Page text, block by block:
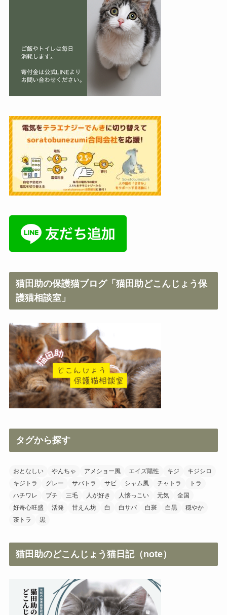
猫田助の保護猫ブログ「猫田助どこんじょう保
護猫相談室」
タグから探す
おとなしい やんちゃ アメショー風 エイズ陽性 キジ
キジシロ
キジトラ
グレー サバトラ サビ シャム風 チャトラ
トラ
ハチワレ
ブチ 三毛 人が好き 人懐っこい 元気
全国
好奇心旺盛
活発 甘えん坊 白 白サバ 白斑 白黒
穏やか
茶トラ
黒
猫田助のどこんじょう猫日記（note）